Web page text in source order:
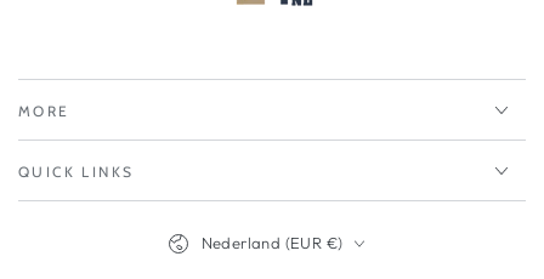
MORE
QUICK LINKS
Nederland (EUR €)